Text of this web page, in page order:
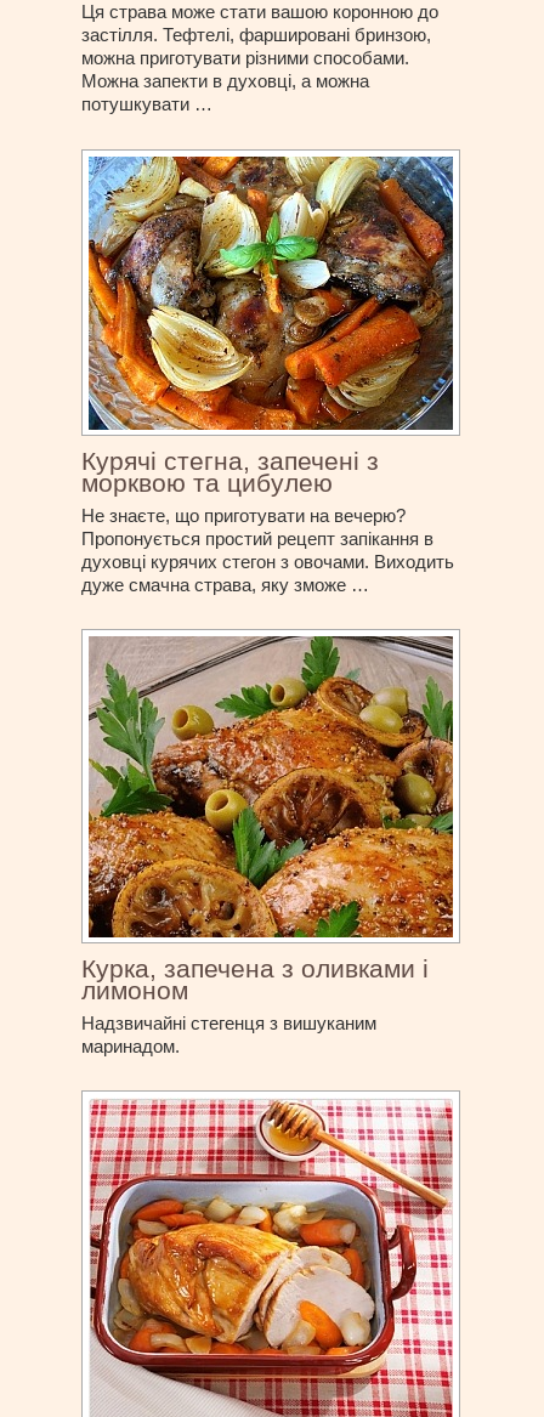
Ця страва може стати вашою коронною до
застілля. Тефтелі, фаршировані бринзою,
можна приготувати різними способами.
Можна запекти в духовці, а можна
потушкувати …
Курячі стегна, запечені з
морквою та цибулею
Не знаєте, що приготувати на вечерю?
Пропонується простий рецепт запікання в
духовці курячих стегон з овочами. Виходить
дуже смачна страва, яку зможе …
Курка, запечена з оливками і
лимоном
Надзвичайні стегенця з вишуканим
маринадом.